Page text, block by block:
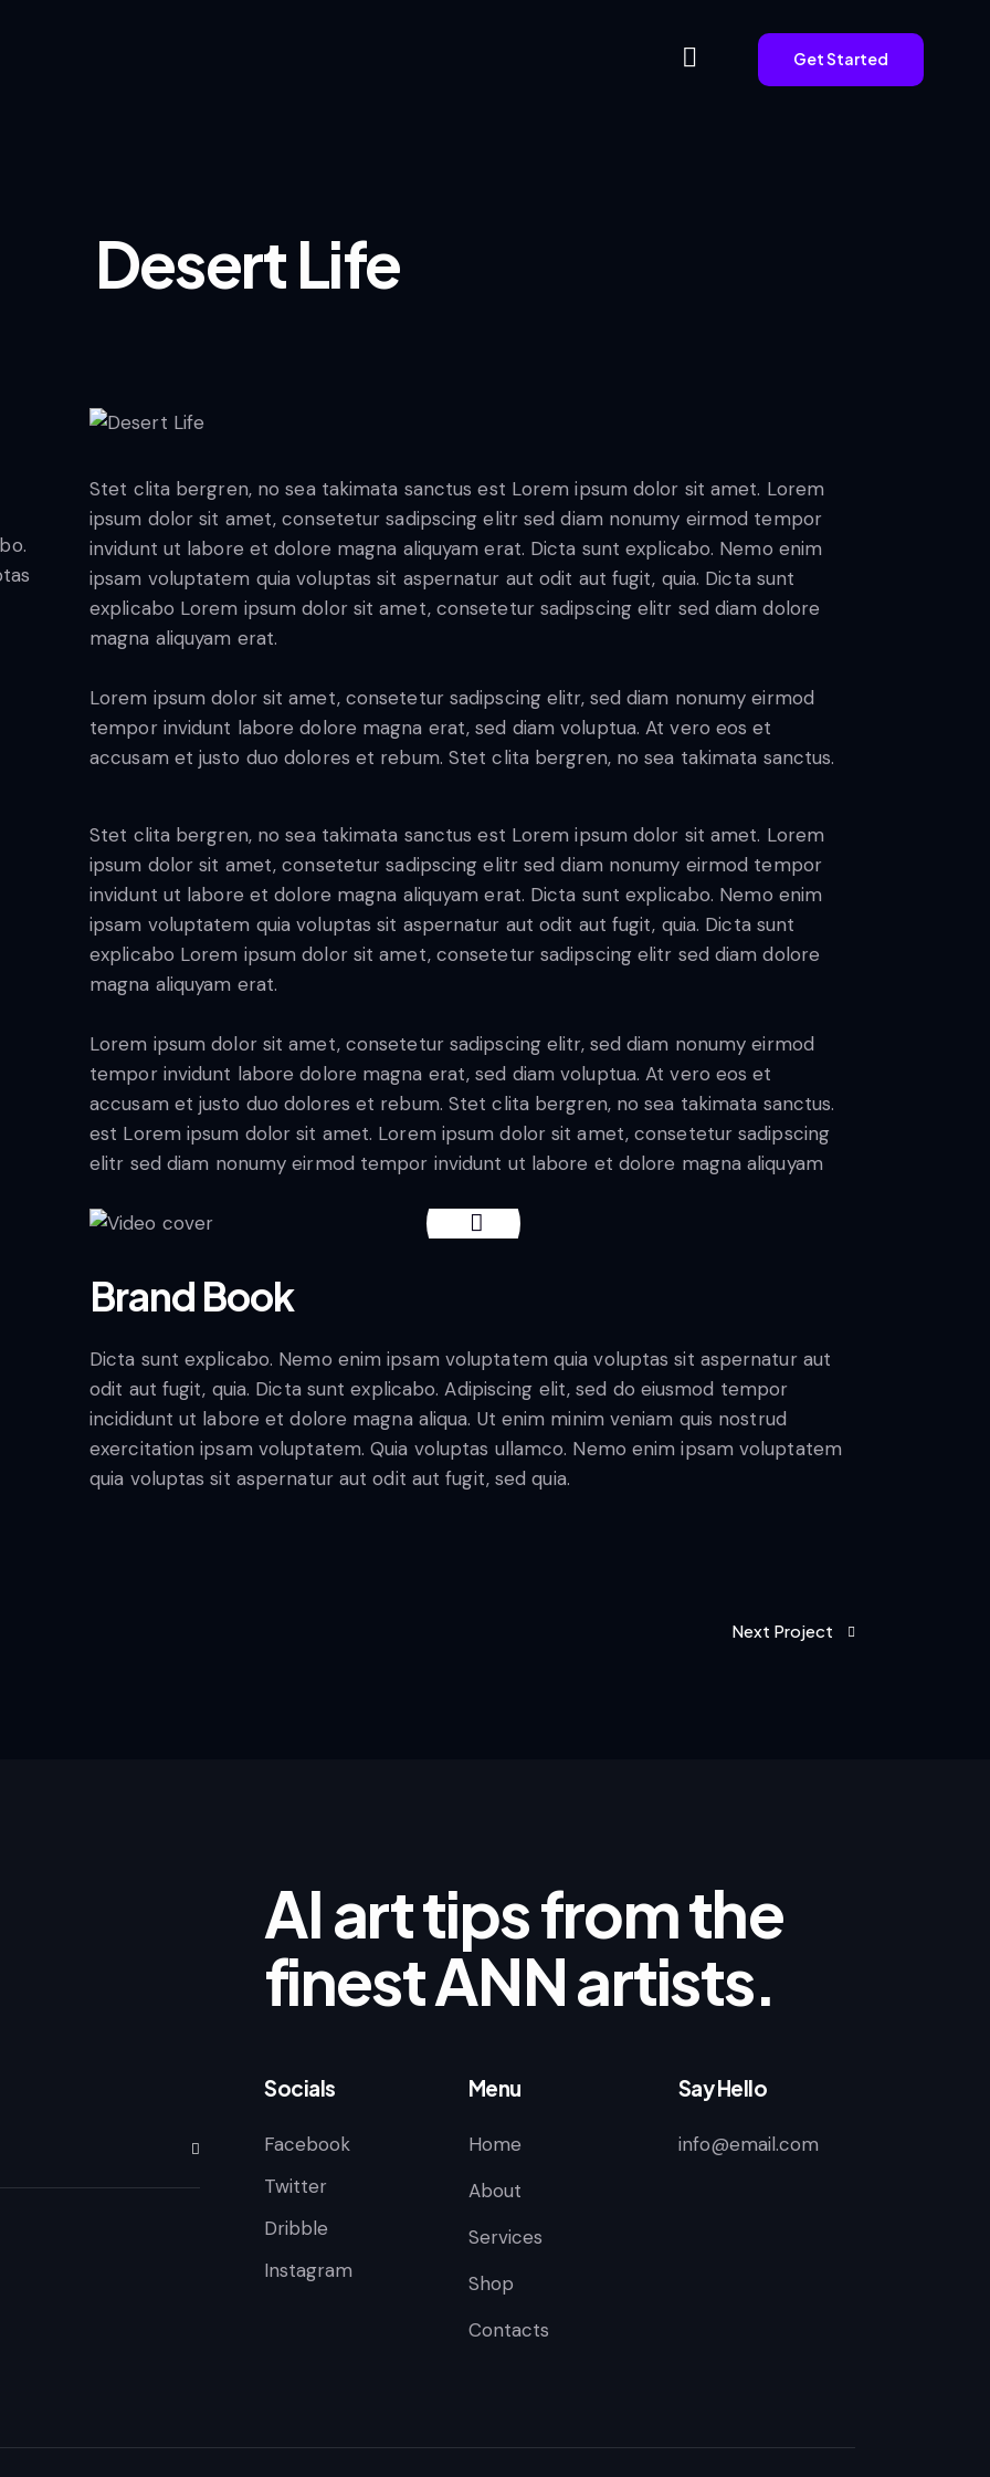
Get Started
Desert Life
Stet clita bergren, no sea takimata sanctus est Lorem ipsum dolor sit amet. Lorem
ipsum dolor sit amet, consetetur sadipscing elitr sed diam nonumy eirmod tempor
invidunt ut labore et dolore magna aliquyam erat. Dicta sunt explicabo. Nemo enim
ipsam voluptatem quia voluptas sit aspernatur aut odit aut fugit, quia. Dicta sunt
explicabo Lorem ipsum dolor sit amet, consetetur sadipscing elitr sed diam dolore
magna aliquyam erat.
Lorem ipsum dolor sit amet, consetetur sadipscing elitr, sed diam nonumy eirmod
tempor invidunt labore dolore magna erat, sed diam voluptua. At vero eos et
accusam et justo duo dolores et rebum. Stet clita bergren, no sea takimata sanctus.
Stet clita bergren, no sea takimata sanctus est Lorem ipsum dolor sit amet. Lorem
ipsum dolor sit amet, consetetur sadipscing elitr sed diam nonumy eirmod tempor
invidunt ut labore et dolore magna aliquyam erat. Dicta sunt explicabo. Nemo enim
ipsam voluptatem quia voluptas sit aspernatur aut odit aut fugit, quia. Dicta sunt
explicabo Lorem ipsum dolor sit amet, consetetur sadipscing elitr sed diam dolore
magna aliquyam erat.
Lorem ipsum dolor sit amet, consetetur sadipscing elitr, sed diam nonumy eirmod
tempor invidunt labore dolore magna erat, sed diam voluptua. At vero eos et
accusam et justo duo dolores et rebum. Stet clita bergren, no sea takimata sanctus.
est Lorem ipsum dolor sit amet. Lorem ipsum dolor sit amet, consetetur sadipscing
elitr sed diam nonumy eirmod tempor invidunt ut labore et dolore magna aliquyam
Brand Book
Dicta sunt explicabo. Nemo enim ipsam voluptatem quia voluptas sit aspernatur aut
odit aut fugit, quia. Dicta sunt explicabo. Adipiscing elit, sed do eiusmod tempor
incididunt ut labore et dolore magna aliqua. Ut enim minim veniam quis nostrud
exercitation ipsam voluptatem. Quia voluptas ullamco. Nemo enim ipsam voluptatem
quia voluptas sit aspernatur aut odit aut fugit, sed quia.
Next Project
AI art tips from the
finest ANN artists.
Subscribe
Socials
Facebook
Twitter
Dribble
Instagram
Menu
Home
About
Services
Shop
Contacts
Say Hello
info@email.com